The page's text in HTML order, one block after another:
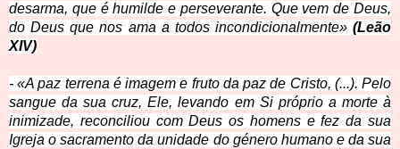
desarma, que é humilde e perseverante. Que vem de Deus,
do Deus que nos ama a todos incondicionalmente» (Leão
XIV)
- «A paz terrena é imagem e fruto da paz de Cristo, (...). Pelo
sangue da sua cruz, Ele, levando em Si próprio a morte à
inimizade, reconciliou com Deus os homens e fez da sua
Igreja o sacramento da unidade do género humano e da sua